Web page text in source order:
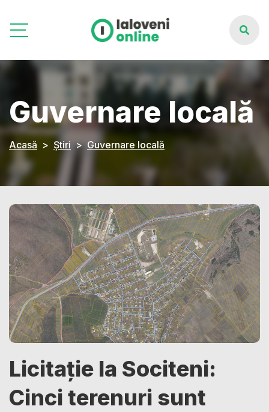
Guvernare locală
Acasă Știri Guvernare locală
Licitație la Sociteni:
Cinci terenuri sunt